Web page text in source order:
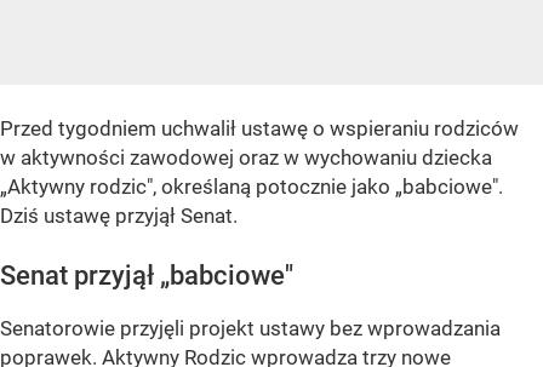
Przed tygodniem uchwalił ustawę o wspieraniu rodziców
w aktywności zawodowej oraz w wychowaniu dziecka
„Aktywny rodzic", określaną potocznie jako „babciowe".
Dziś ustawę przyjął Senat.
Senat przyjął „babciowe"
Senatorowie przyjęli projekt ustawy bez wprowadzania
poprawek. Aktywny Rodzic wprowadza trzy nowe